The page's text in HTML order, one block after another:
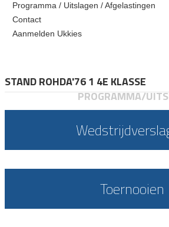
Programma / Uitslagen / Afgelastingen
Contact
Aanmelden Ukkies
STAND ROHDA'76 1 4E KLASSE
PROGRAMMA/
Toernooien